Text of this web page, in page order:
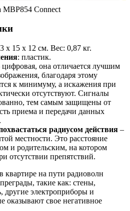
Connect
x 15 x 12 см. Вес: 0,87 кг.
: пластик.
цифровая, она отличается лучшим
благодаря этому
к минимуму, а искажения при
отсутствуют. Сигналы
тем самым защищены от
приема и передачи данных
радиусом действия –
местности. Это расстояние
и родительским, на котором
отсутствии препятствий.
квартире на пути радиоволн
такие как: стены,
другие электроприборы и
оказывают свое негативное